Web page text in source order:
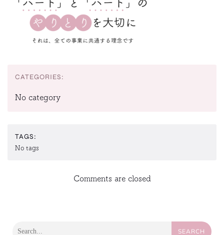
CATEGORIES:
No category
TAGS:
No tags
Comments are closed
SEARCH